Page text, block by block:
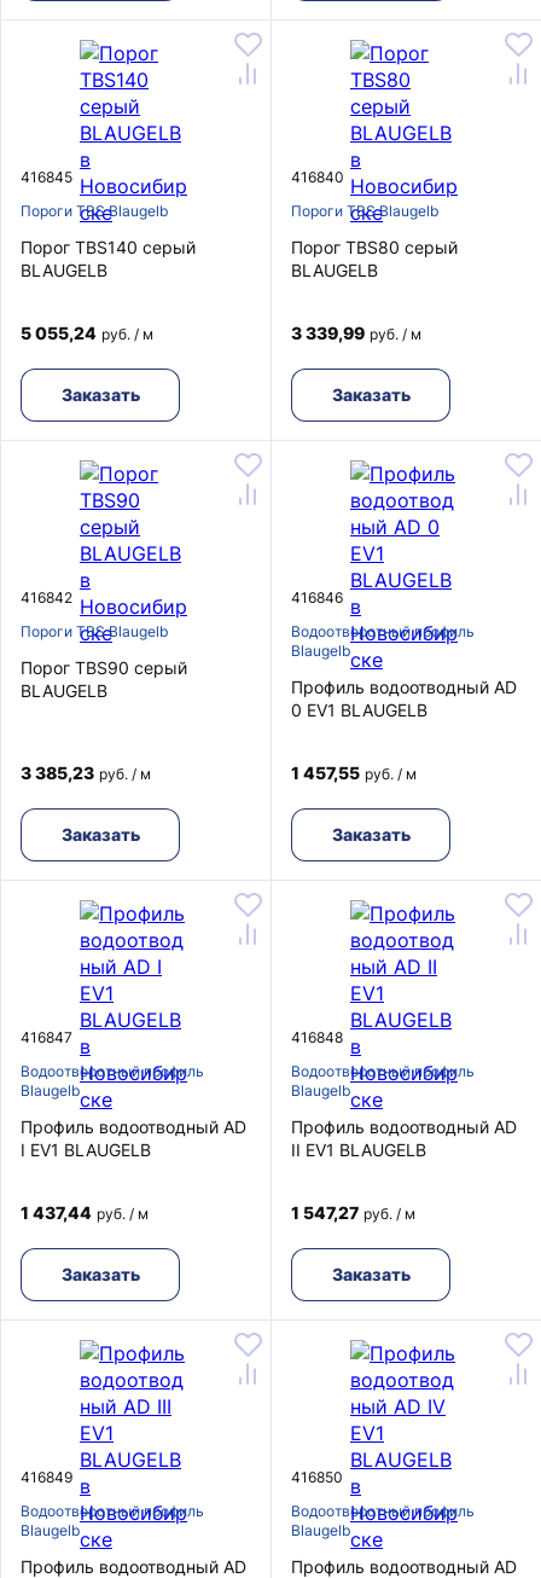
416845
Пороги TBS Blaugelb
Порог TBS140 серый
BLAUGELB
5 055,24 руб. / м
Заказать
416840
Пороги TBS Blaugelb
Порог TBS80 серый
BLAUGELB
3 339,99 руб. / м
Заказать
416842
Пороги TBS Blaugelb
Порог TBS90 серый
BLAUGELB
3 385,23 руб. / м
Заказать
416846
Водоотворотный профиль
Blaugelb
Профиль водоотводный AD
0 EV1 BLAUGELB
1 457,55 руб. / м
Заказать
416847
Водоотворотный профиль
Blaugelb
Профиль водоотводный AD
I EV1 BLAUGELB
1 437,44 руб. / м
Заказать
416848
Водоотворотный профиль
Blaugelb
Профиль водоотводный AD
II EV1 BLAUGELB
1 547,27 руб. / м
Заказать
416849
Водоотворотный профиль
Blaugelb
Профиль водоотводный AD
416850
Водоотворотный профиль
Blaugelb
Профиль водоотводный AD